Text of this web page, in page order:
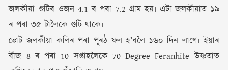
জলকীয়া গুটিৰ ওজন 4.1 ৰ পৰা 7.2 গ্ৰাম হয়৷ এটা জলকীয়াত ১৯
ৰ পৰা ৩৫ টালৈকে গুটি থাকে৷
ভোট জলকীয়া কলিৰ পৰা পূৰঠ ফল হ’বলৈ ১৬০ দিন লাগে৷ ইয়াৰ
বীজ 8 ৰ পৰা 10 সপ্তাহলৈকে 70 Degree Feranhite উষ্ণতাত